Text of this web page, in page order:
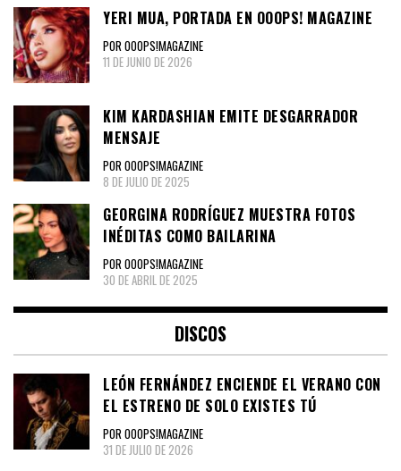
YERI MUA, PORTADA EN OOOPS! MAGAZINE
POR OOOPS!MAGAZINE
11 DE JUNIO DE 2026
KIM KARDASHIAN EMITE DESGARRADOR
MENSAJE
POR OOOPS!MAGAZINE
8 DE JULIO DE 2025
GEORGINA RODRÍGUEZ MUESTRA FOTOS
INÉDITAS COMO BAILARINA
POR OOOPS!MAGAZINE
30 DE ABRIL DE 2025
DISCOS
LEÓN FERNÁNDEZ ENCIENDE EL VERANO CON
EL ESTRENO DE SOLO EXISTES TÚ
POR OOOPS!MAGAZINE
31 DE JULIO DE 2026